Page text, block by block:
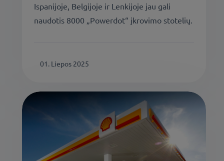
Ispanijoje, Belgijoje ir Lenkijoje jau gali
naudotis 8000 „Powerdot“ įkrovimo stotelių.
01. Liepos 2025